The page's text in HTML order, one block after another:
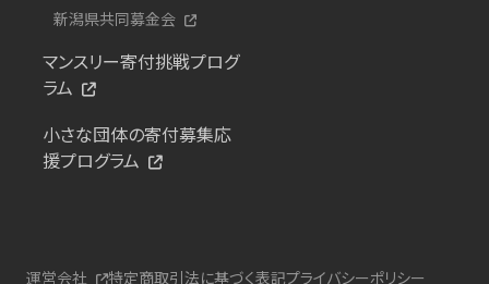
新潟県共同募金会
マンスリー寄付挑戦プログ
ラム
小さな団体の寄付募集応
援プログラム
運営会社 特定商取引法に基づく表記プライバシーポリシー